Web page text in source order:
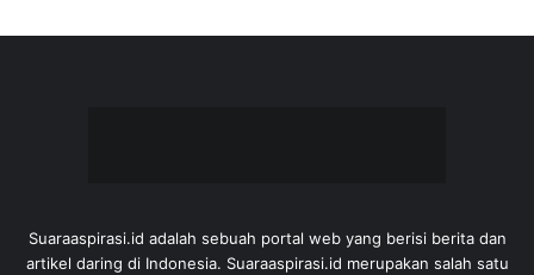
Suaraaspirasi.id adalah sebuah portal web yang berisi berita dan
artikel daring di Indonesia. Suaraaspirasi.id merupakan salah satu